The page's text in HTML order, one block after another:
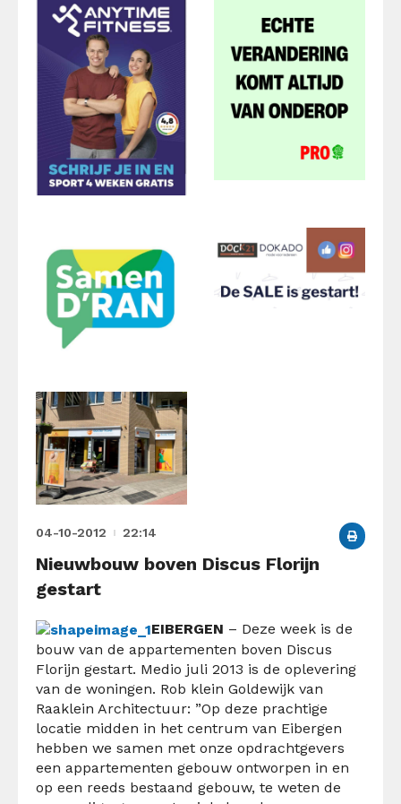
04-10-2012 22:14
Nieuwbouw boven Discus Florijn
gestart
EIBERGEN – Deze week is de
bouw van de appartementen boven Discus
Florijn gestart. Medio juli 2013 is de oplevering
van de woningen. Rob klein Goldewijk van
Raaklein Architectuur: ”Op deze prachtige
locatie midden in het centrum van Eibergen
hebben we samen met onze opdrachtgevers
een appartementen gebouw ontworpen in en
op een reeds bestaand gebouw, te weten de